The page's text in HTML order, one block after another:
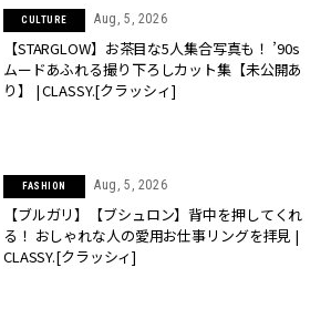
CULTURE Aug, 5, 2026
【STARGLOW】お茶目な5人集合写真も！ ’90s
ムードあふれる撮り下ろしカット集【未公開あ
り】 | CLASSY.[クラッシィ]
FASHION Aug, 5, 2026
【ブルガリ】【ブシュロン】背中を押してくれ
る！ おしゃれな人の愛用お仕事リングを拝見 |
CLASSY.[クラッシィ]